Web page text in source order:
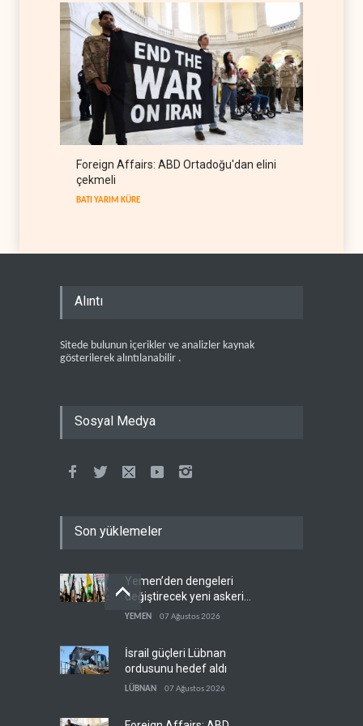
Foreign Affairs: ABD Ortadoğu'dan elini
çekmeli
BATI YARIM KÜRE
Alıntı
Sitede bulunun içerikler ve analizler kaynak
gösterilerek alıntılanabilir .
Sosyal Medya
Son yüklemeler
Yemen’den dengeleri
değiştirecek yeni askeri
denklem
YEMEN 07 Ağustos 2026
İsrail güçleri Lübnan
ordusunu hedef aldı
LÜBNAN 07 Ağustos 2026